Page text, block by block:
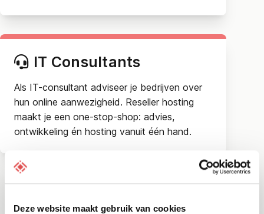
Deze website maakt gebruik van cookies
IT Consultants
Als IT-consultant adviseer je bedrijven over
hun online aanwezigheid. Reseller hosting
maakt je een one-stop-shop: advies,
ontwikkeling én hosting vanuit één hand.